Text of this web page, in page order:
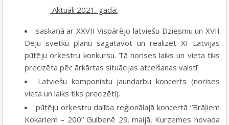
Aktuāli 2021. gadā:
saskaņā ar XXVII Vispārējo latviešu Dziesmu un XVII
Deju svētku plānu sagatavot un realizēt XI Latvijas
pūtēju orķestru konkursu. Tā norises laiks un vieta tiks
precizēta pēc ārkārtas situācijas atcelšanas valstī.
Latviešu komponistu jaundarbu koncerts (norises
vieta un laiks tiks precizēti).
pūtēju orķestru dalība reģionālajā koncertā “Brāļiem
Kokariem – 200” Gulbenē 29. maijā, Kurzemes novada